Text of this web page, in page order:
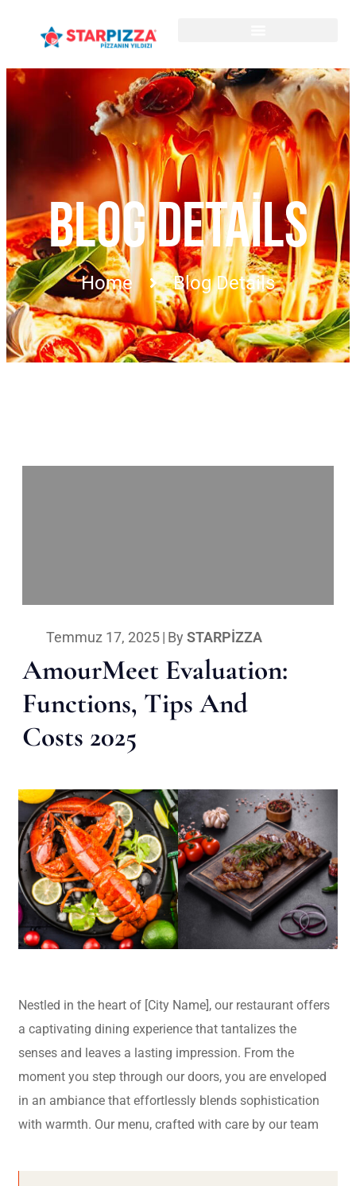
BLOG DETAILS
Home Blog Details
Temmuz 17, 2025| By STARPIZZA
AmourMeet Evaluation:
Functions, Tips And
Costs 2025
Nestled in the heart of [City Name], our restaurant offers
a captivating dining experience that tantalizes the
senses and leaves a lasting impression. From the
moment you step through our doors, you are enveloped
in an ambiance that effortlessly blends sophistication
with warmth. Our menu, crafted with care by our team